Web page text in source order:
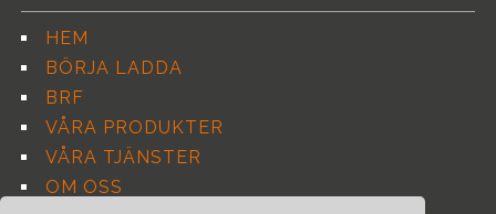
HEM
BÖRJA LADDA
BRF
VÅRA PRODUKTER
VÅRA TJÄNSTER
OM OSS